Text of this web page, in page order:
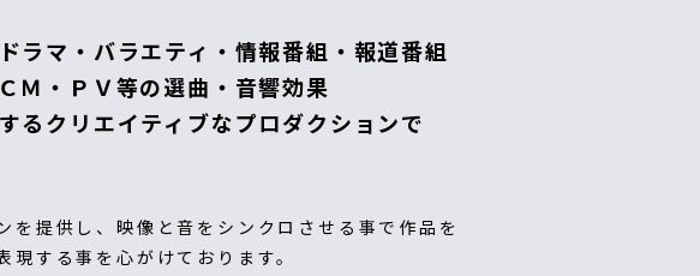
ラマ・バラエティ・情報番組・報道番組
Ｍ・ＰＶ等の選曲・音響効果
るクリエイティブなプロダクションで
を提供し、映像と音をシンクロさせる事で作品を
する事を心がけております。